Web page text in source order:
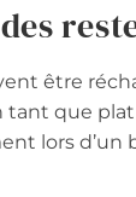
être
tant que
lors d’un